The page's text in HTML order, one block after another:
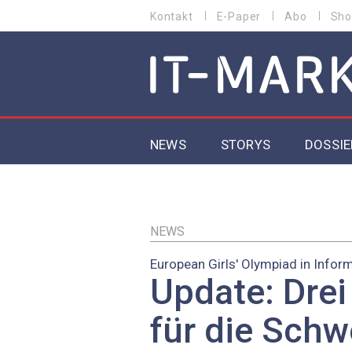
zum
MENU
Kontakt E-Paper Abo
MAIN NAVIGATION
NEWS STORYS
EU-
NEWS
European Girls' Olympiad in
Update:
für die